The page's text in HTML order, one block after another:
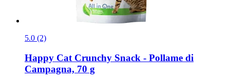
5.0 (2)
Happy Cat Crunchy Snack -​ Pollame di
Campagna, 70 g